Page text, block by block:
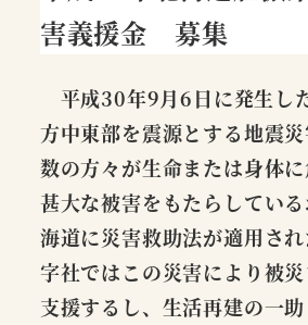
害義援金 募集
平成30年9月6日に発生し
方中東部を震源とする地震
数の方々が生命または身体に
甚大な被害をもたらしてい
海道に災害救助法が適用さ
字社ではこの災害により被
支援するし、生活再建の一助